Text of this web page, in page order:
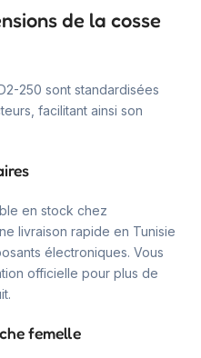
de la cosse
250 sont standardisées
facilitant ainsi son
en stock chez
livraison rapide en Tunisie
électroniques. Vous
officielle pour plus de
femelle